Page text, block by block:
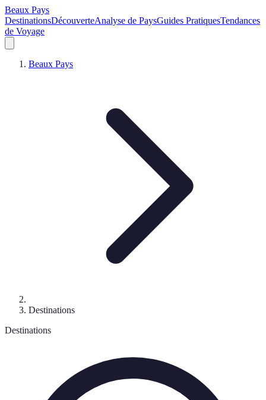
Beaux Pays
DestinationsDécouverteAnalyse de PaysGuides PratiquesTendances
de Voyage
Beaux Pays
Destinations
Destinations